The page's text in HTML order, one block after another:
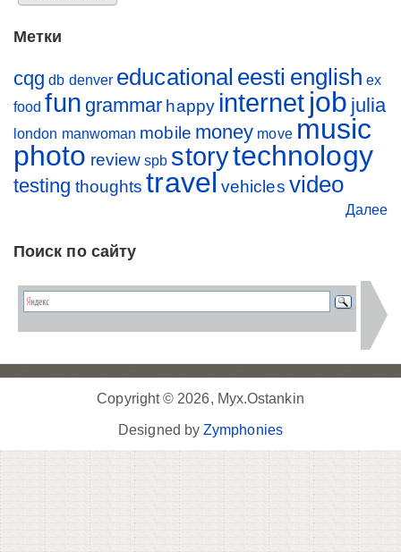
Метки
cqg db denver educational eesti english ex
food fun grammar happy internet job julia
london manwoman mobile money move music
photo review spb storytechnology
testing thoughts travel vehicles video
Далее
Поиск по сайту
Copyright © 2026, Myx.Ostankin
Designed byZymphonies